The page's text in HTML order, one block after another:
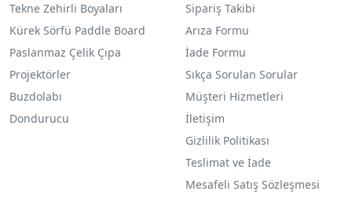
Tekne Zehirli Boyaları
Kürek Sörfü Paddle Board
Paslanmaz Çelik Çıpa
Projektörler
Buzdolabı
Dondurucu
Sipariş Takibi
Arıza Formu
İade Formu
Sıkça Sorulan Sorular
Müşteri Hizmetleri
İletişim
Gizlilik Politikası
Teslimat ve İade
Mesafeli Satış Sözleşmesi